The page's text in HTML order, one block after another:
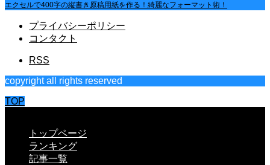
エクセルで400字の縦書き原稿用紙を作る！綺麗なフォーマット術！
プライバシーポリシー
コンタクト
RSS
copyright all rights reserved
TOP
トップページ
ランキング
記事一覧